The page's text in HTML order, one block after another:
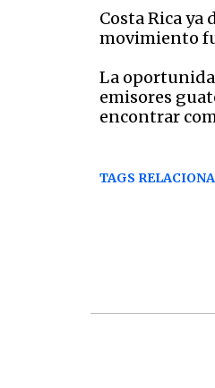
Costa Rica
movimiento
La
emisores
encontrar
TAGS